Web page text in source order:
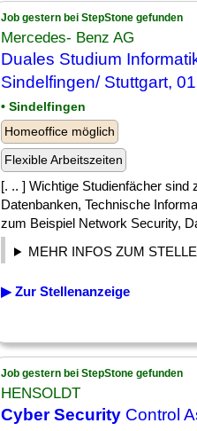
Job gestern bei StepStone gefunden
Mercedes- Benz AG
Duales Studium
Sindelfingen/ Stuttgart,
• Sindelfingen
Homeoffice möglich
Flexible Arbeitszeiten
[. .. ] Wichtige Studienfächer sind
Datenbanken, Technische
zum Beispiel Network Security,
MEHR INFOS ZUM
▶ Zur Stellenanzeige
Job gestern bei StepStone gefunden
HENSOLDT
Cyber Security Control